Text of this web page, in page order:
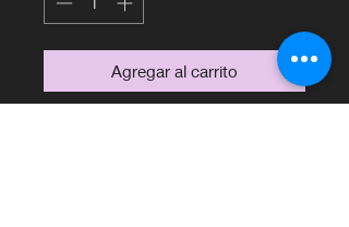
Agregar al carrito